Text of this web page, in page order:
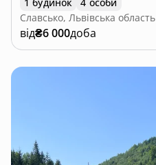
Славсько, Львівська область
від₴6 000доба